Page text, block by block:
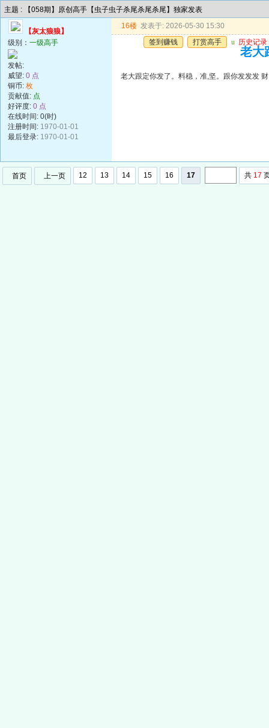
主题 : 【058期】原创高手【虫子虫子杀尾杀尾杀尾】独家发表
【灰太狼狼】
级别： 一级高手
发帖:
威望: 0 点
铜币: 枚
贡献值: 点
好评度: 0 点
在线时间: 0(时)
注册时间: 1970-01-01
最后登录: 1970-01-01
16楼 发表于: 2026-05-30 15:30
签到赚钱
打赏高手 u 历史记录
老大
老大跟定你发了。料稳，准,坚。跟你发发发 财
首页 上一页 12 13 14 15 16 17 共 17